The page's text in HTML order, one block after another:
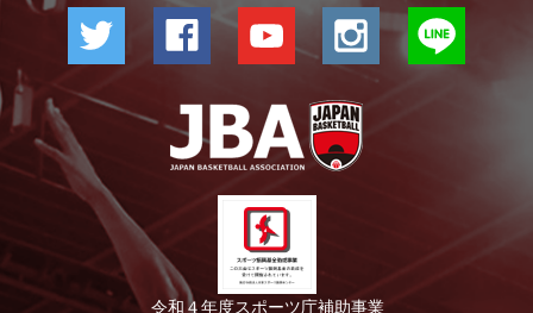
令和４年度スポーツ庁補助事業